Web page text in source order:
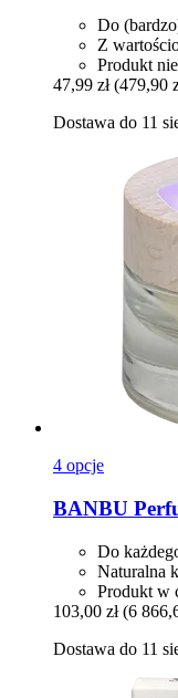
Do
Z
Produkt
47,99 zł (479,90
Dostawa do 11
4 opcje
BANBU
Do
Naturalna
Produkt w
103,00 zł (6
Dostawa do 11